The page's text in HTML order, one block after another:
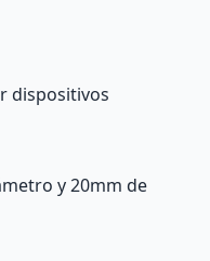
dispositivos
y 20mm de